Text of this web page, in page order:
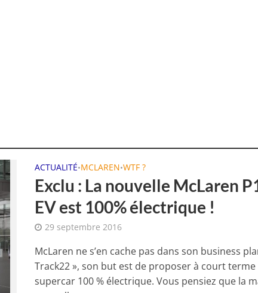
ACTUALITÉ•MCLAREN•WTF ?
Exclu : La nouvelle McLaren
EV est 100% électrique !
29 septembre 2016
McLaren ne s’en cache pas dans son business
Track22 », son but est de proposer à court terme
supercar 100 % électrique. Vous pensiez que la